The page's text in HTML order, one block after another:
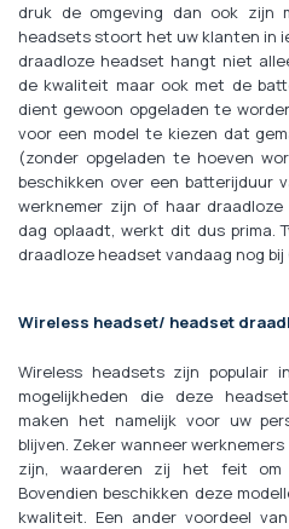
druk de omgeving dan ook zijn
headsets stoort het uw klanten in
draadloze headset hangt niet
de kwaliteit maar ook met de
dient gewoon opgeladen te
voor een model te kiezen dat
(zonder opgeladen te hoeven
beschikken over een batterijduur
werknemer zijn of haar
dag oplaadt, werkt dit dus prima.
draadloze headset vandaag nog bij
Wireless headset/ headset
Wireless headsets zijn populair
mogelijkheden die deze
maken het namelijk voor uw
blijven. Zeker wanneer
zijn, waarderen zij het feit om
Bovendien beschikken deze
kwaliteit. Een ander voordeel